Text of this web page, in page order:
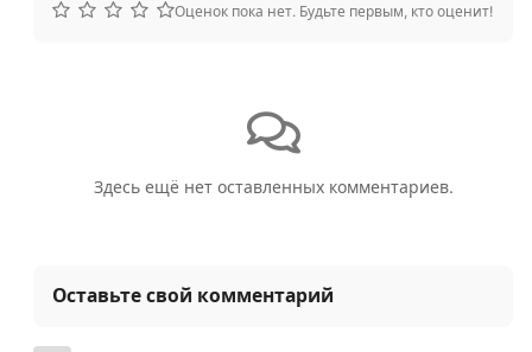
Оценок пока нет. Будьте первым, кто оценит!
Здесь ещё нет оставленных комментариев.
Оставьте свой комментарий